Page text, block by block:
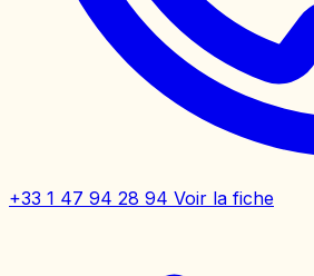
+33 1 47 94 28 94 Voir la fiche